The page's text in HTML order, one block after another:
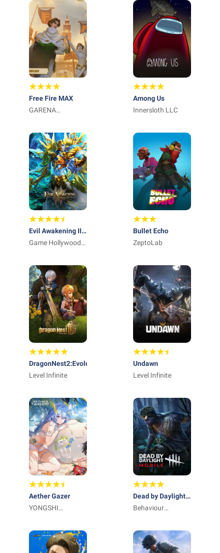
Free Fire MAX
GARENA
Among Us
Innersloth LLC
Evil Awakening II :
Erebus
Game Hollywood
Limited
Bullet Echo
ZeptoLab
DragonNest2:Evolution
Level Infinite
Undawn
Level Infinite
Aether Gazer
YONGSHI
Dead by Daylight
Mobile
Behaviour